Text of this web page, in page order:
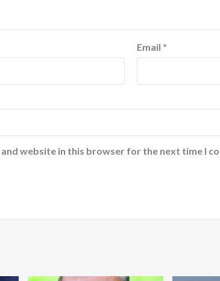
Email *
and website in this browser for the next time I